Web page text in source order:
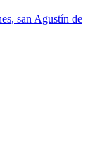
san Agustín de